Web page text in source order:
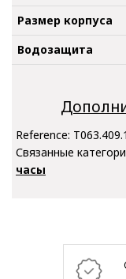
Размер корпуса
Водозащита
Reference:
Связанные
часы